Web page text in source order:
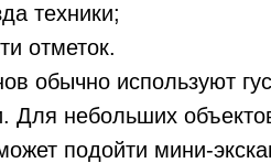
техники;
отметок.
обычно используют
Для небольших
подойти мини-